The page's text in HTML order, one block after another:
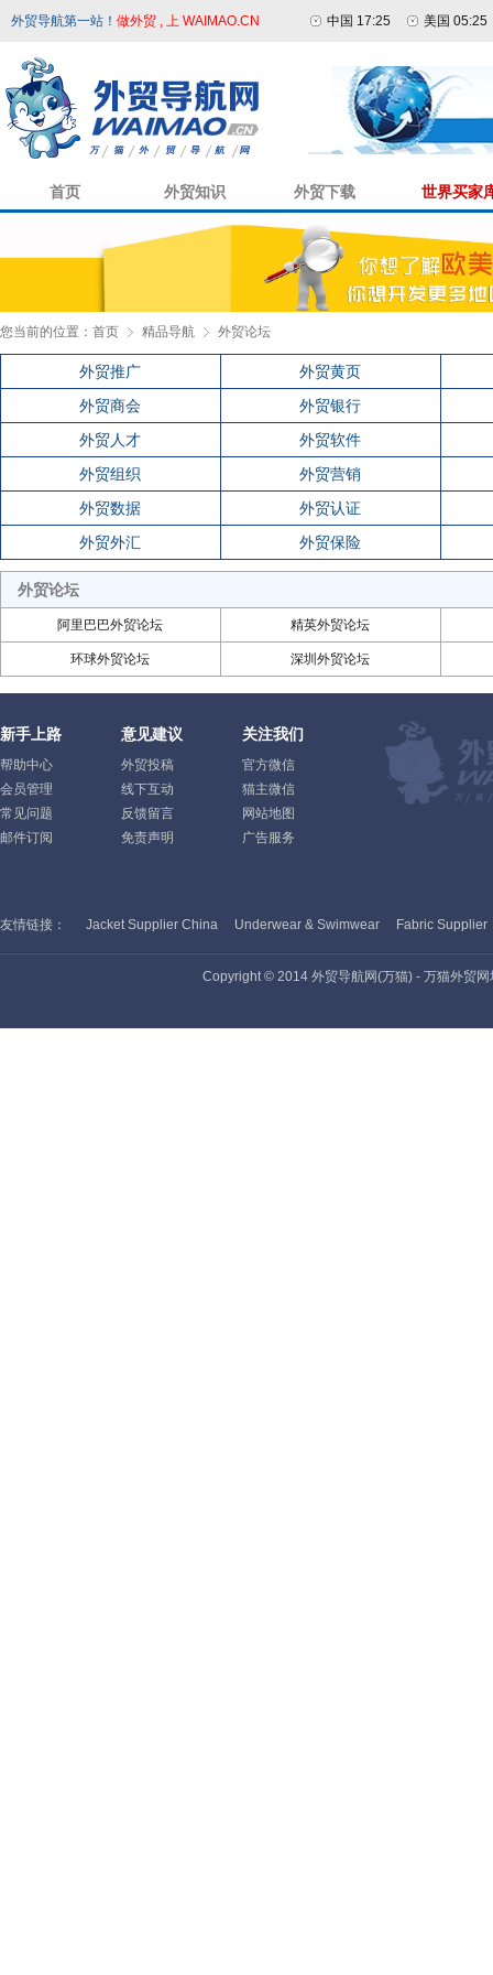
外贸导航第一站！ 做外贸 , 上 WAIMAO.CN 中国 17:25 美国 05:25
首页 外贸知识 外贸下载 世界买家
您当前的位置： 首页 精品导航 外贸论坛
外贸推广
外贸黄页
外贸商会
外贸银行
外贸人才
外贸软件
外贸组织
外贸营销
外贸数据
外贸认证
外贸外汇
外贸保险
外贸论坛
阿里巴巴外贸论坛 精英外贸论坛
环球外贸论坛 深圳外贸论坛
新手上路
帮助中心
会员管理
常见问题
邮件订阅
意见建议
外贸投稿
线下互动
反馈留言
免责声明
关注我们
官方微信
猫主微信
网站地图
广告服务
友情链接： Jacket Supplier China Underwear & Swimwear Fabric Supplier
Copyright © 2014 外贸导航网(万猫) - 万猫外贸